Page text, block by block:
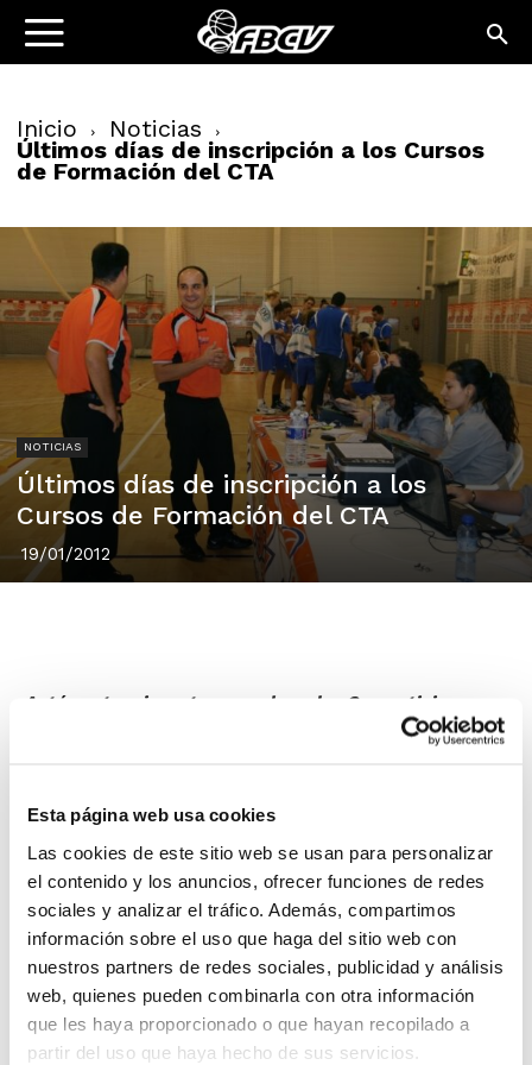
Esta página web usa cookies
Las cookies de este sitio web se usan para personalizar
el contenido y los anuncios, ofrecer funciones de redes
sociales y analizar el tráfico. Además, compartimos
información sobre el uso que haga del sitio web con
nuestros partners de redes sociales, publicidad y análisis
web, quienes pueden combinarla con otra información
que les haya proporcionado o que hayan recopilado a
partir del uso que haya hecho de sus servicios.
Inicio Noticias
Últimos días de inscripción a los Cursos
de Formación del CTA
NOTICIAS
Últimos días de inscripción a los
Cursos de Formación del CTA
19/01/2012
Actúa esta misma temporada en las Competiciones
FBCV y en los XXX Jocs Esportius como árbitro o
manera diferente. Para ello, pone a tu disposición
Cursos de Formación del Comité Técnico Arbitral (CTA).
Se realizará unCurso de Iniciación al Arbitraje (CIAR)
y unCurso de Arbitraje (CAR). Ambos se celebrarán
en Valencia, y permitirá a los aspirantes poder llegar
a actuar esta misma campaña en los encuentros
oficiales.
Los cursos tendrán parte de la carga